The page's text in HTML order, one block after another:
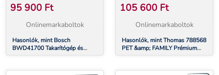
95 900 Ft
Onlinemarkaboltok
Hasonlók, mint Bosch
BWD41700 Takarítógép és
Kárpittisztító
TAKARÍTÓGÉP ÉS
KÁRPITTISZTÍTÓ
105 600 Ft
Onlinemarkaboltok
Hasonlók, mint Thomas 788568
PET &amp; FAMILY Prémium
vízszűrős takarítógép és